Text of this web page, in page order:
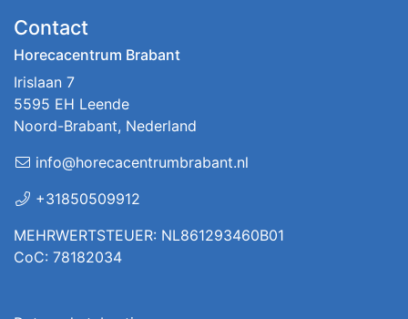
Contact
Horecacentrum Brabant
Irislaan 7
5595 EH Leende
Noord-Brabant, Nederland
info@horecacentrumbrabant.nl
+31850509912
MEHRWERTSTEUER: NL861293460B01
CoC: 78182034